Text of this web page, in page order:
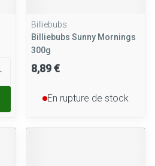
Billiebubs
Billiebubs Sunny Mornings
300g
8,89 €
En rupture de stock